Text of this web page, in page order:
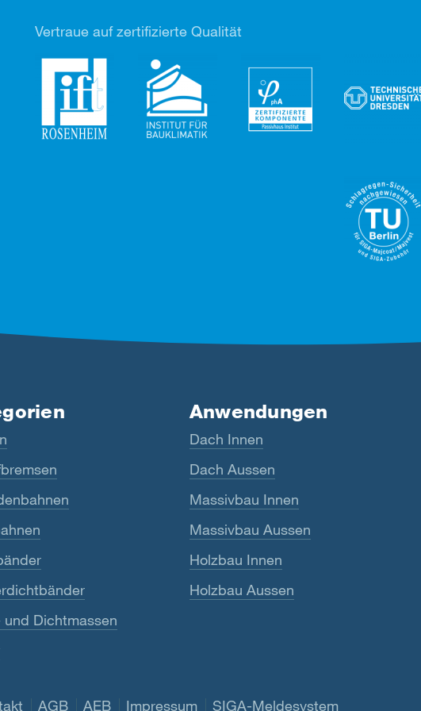
Vertraue auf zertifizierte Qualität
und Dichtmassen
Anwendungen
Dach Innen
Dach Aussen
Massivbau Innen
Massivbau Aussen
Holzbau Innen
Holzbau Aussen
AGB AEB Impressum SIGA-Meldesystem